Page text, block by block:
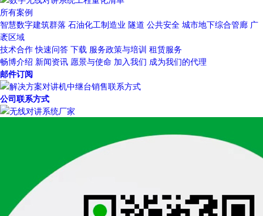
所有案例
智慧数字建筑群落 石油化工制造业 隧道 公共安全 城市地下综合管廊 广
袤区域
技术合作 快速问答 下载 服务政策与培训 租赁服务
畅博介绍 新闻资讯 愿景与使命 加入我们 成为我们的代理
邮件订阅
公司联系方式